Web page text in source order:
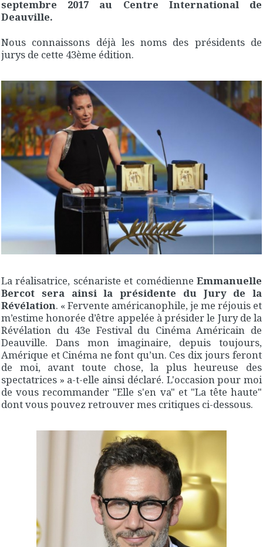
septembre 2017 au Centre International de
Deauville.
Nous connaissons déjà les noms des présidents de
jurys de cette 43ème édition.
La réalisatrice, scénariste et comédienne Emmanuelle
Bercot sera ainsi la présidente du Jury de la
Révélation. « Fervente américanophile, je me réjouis et
m’estime honorée d’être appelée à présider le Jury de la
Révélation du 43e Festival du Cinéma Américain de
Deauville. Dans mon imaginaire, depuis toujours,
Amérique et Cinéma ne font qu’un. Ces dix jours feront
de moi, avant toute chose, la plus heureuse des
spectatrices » a-t-elle ainsi déclaré. L'occasion pour moi
de vous recommander "Elle s'en va" et "La tête haute"
dont vous pouvez retrouver mes critiques ci-dessous.